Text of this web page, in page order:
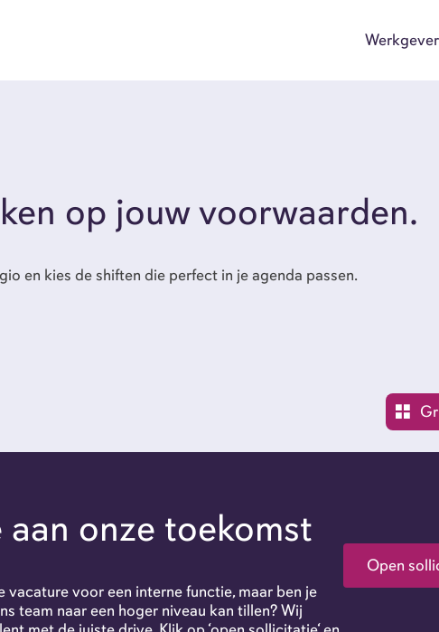
op jouw voorwaarden.
en kies de shiften die perfect in je agenda passen.
aan onze toekomst
vacature voor een interne functie, maar ben je
team naar een hoger niveau kan tillen? Wij
Open